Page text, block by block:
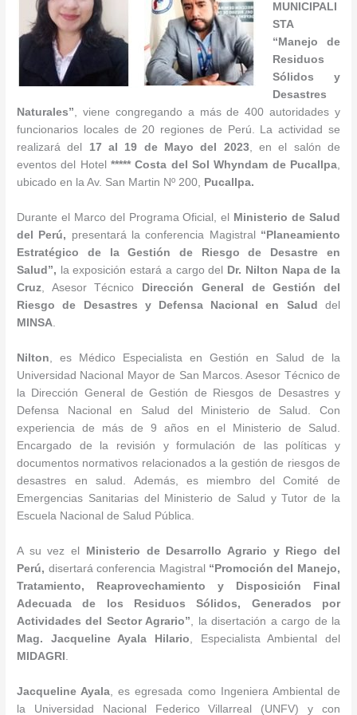
MUNICIPALI
STA
“ Manejo de
Residuos
Sólidos y
Desastres
Naturales”, viene congregando a más de 400 autoridades y
funcionarios locales de 20 regiones de Perú. La actividad se
realizará del 17al 19 de Mayo del 2023, en el salón de
eventos del Hotel ***** Costa del Sol Whyndam de Pucallpa,
ubicado en la Av. San Martin Nº 200, Pucallpa.
Durante el Marco del Programa Oficial, el
Ministerio de Salud
del Perú, presentará la conferencia Magistral “ Planeamiento
Estratégico de la Gestión de Riesgo de Desastre en
Salud ”, la exposición estará a cargo del
Dr. Nilton Napa de la
Cruz , Asesor Técnico Dirección General de Gestión del
Riesgo de Desastres y Defensa Nacional en Salud
del
MINSA
Nilton , es Médico Especialista en Gestión en Salud de la
Universidad Nacional Mayor de San Marcos. Asesor Técnico de
la Dirección General de Gestión de Riesgos de Desastres y
Defensa Nacional en Salud del Ministerio de Salud. Con
experiencia de más de 9 años en el Ministerio de Salud.
Encargado de la revisión y formulación de las políticas y
documentos normativos relacionados a la gestión de riesgos de
desastres en salud. Además, es miembro del Comité de
Emergencias Sanitarias del Ministerio de Salud y Tutor de la
Escuela Nacional de Salud Pública.
A su vez el Ministerio de Desarrollo Agrario y Riego del
Perú, disertará conferencia Magistral “Promoción del Manejo,
Tratamiento, Reaprovechamiento y Disposición Final
Adecuada de los Residuos Sólidos, Generados por
Actividades del Sector Agrario” , la disertación a cargo de la
Mag. Jacqueline Ayala Hilario , Especialista Ambiental del
MIDAGRI
Jacqueline Ayala , es egresada como Ingeniera Ambiental de
la Universidad Nacional Federico Villarreal (UNFV) y con